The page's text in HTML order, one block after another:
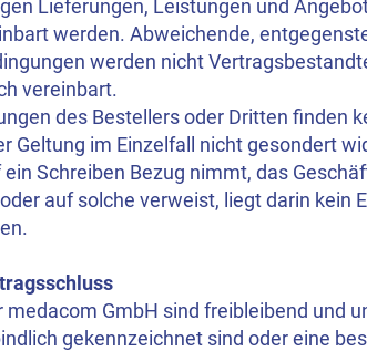
Lieferungen, Leistungen und
werden. Abweichende,
werden nicht
vereinbart.
des Bestellers oder Dritten finden
Geltung im Einzelfall nicht gesondert
Schreiben Bezug nimmt, das
auf solche verweist, liegt darin kein
medacom GmbH sind freibleibend und
gekennzeichnet sind oder eine